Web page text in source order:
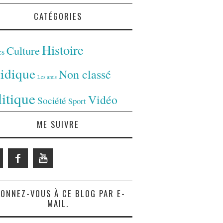
CATÉGORIES
CultureHistoire
Les amis Non classé
Société SportVidéo
ME SUIVRE
VOUS À CE BLOG PAR E-
MAIL.